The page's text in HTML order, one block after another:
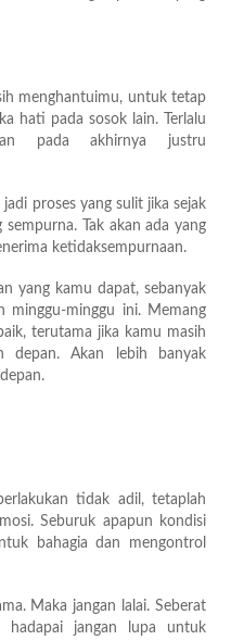
menghantuimu, untuk tetap
hati pada sosok lain. Terlalu
pada akhirnya justru
proses yang sulit jika sejak
Tak akan ada yang
ketidaksempurnaan.
yang kamu dapat, sebanyak
minggu-minggu ini. Memang
terutama jika kamu masih
depan. Akan lebih banyak
tidak adil, tetaplah
Seburuk apapun kondisi
bahagia dan mengontrol
Maka jangan lalai. Seberat
hadapai jangan lupa untuk